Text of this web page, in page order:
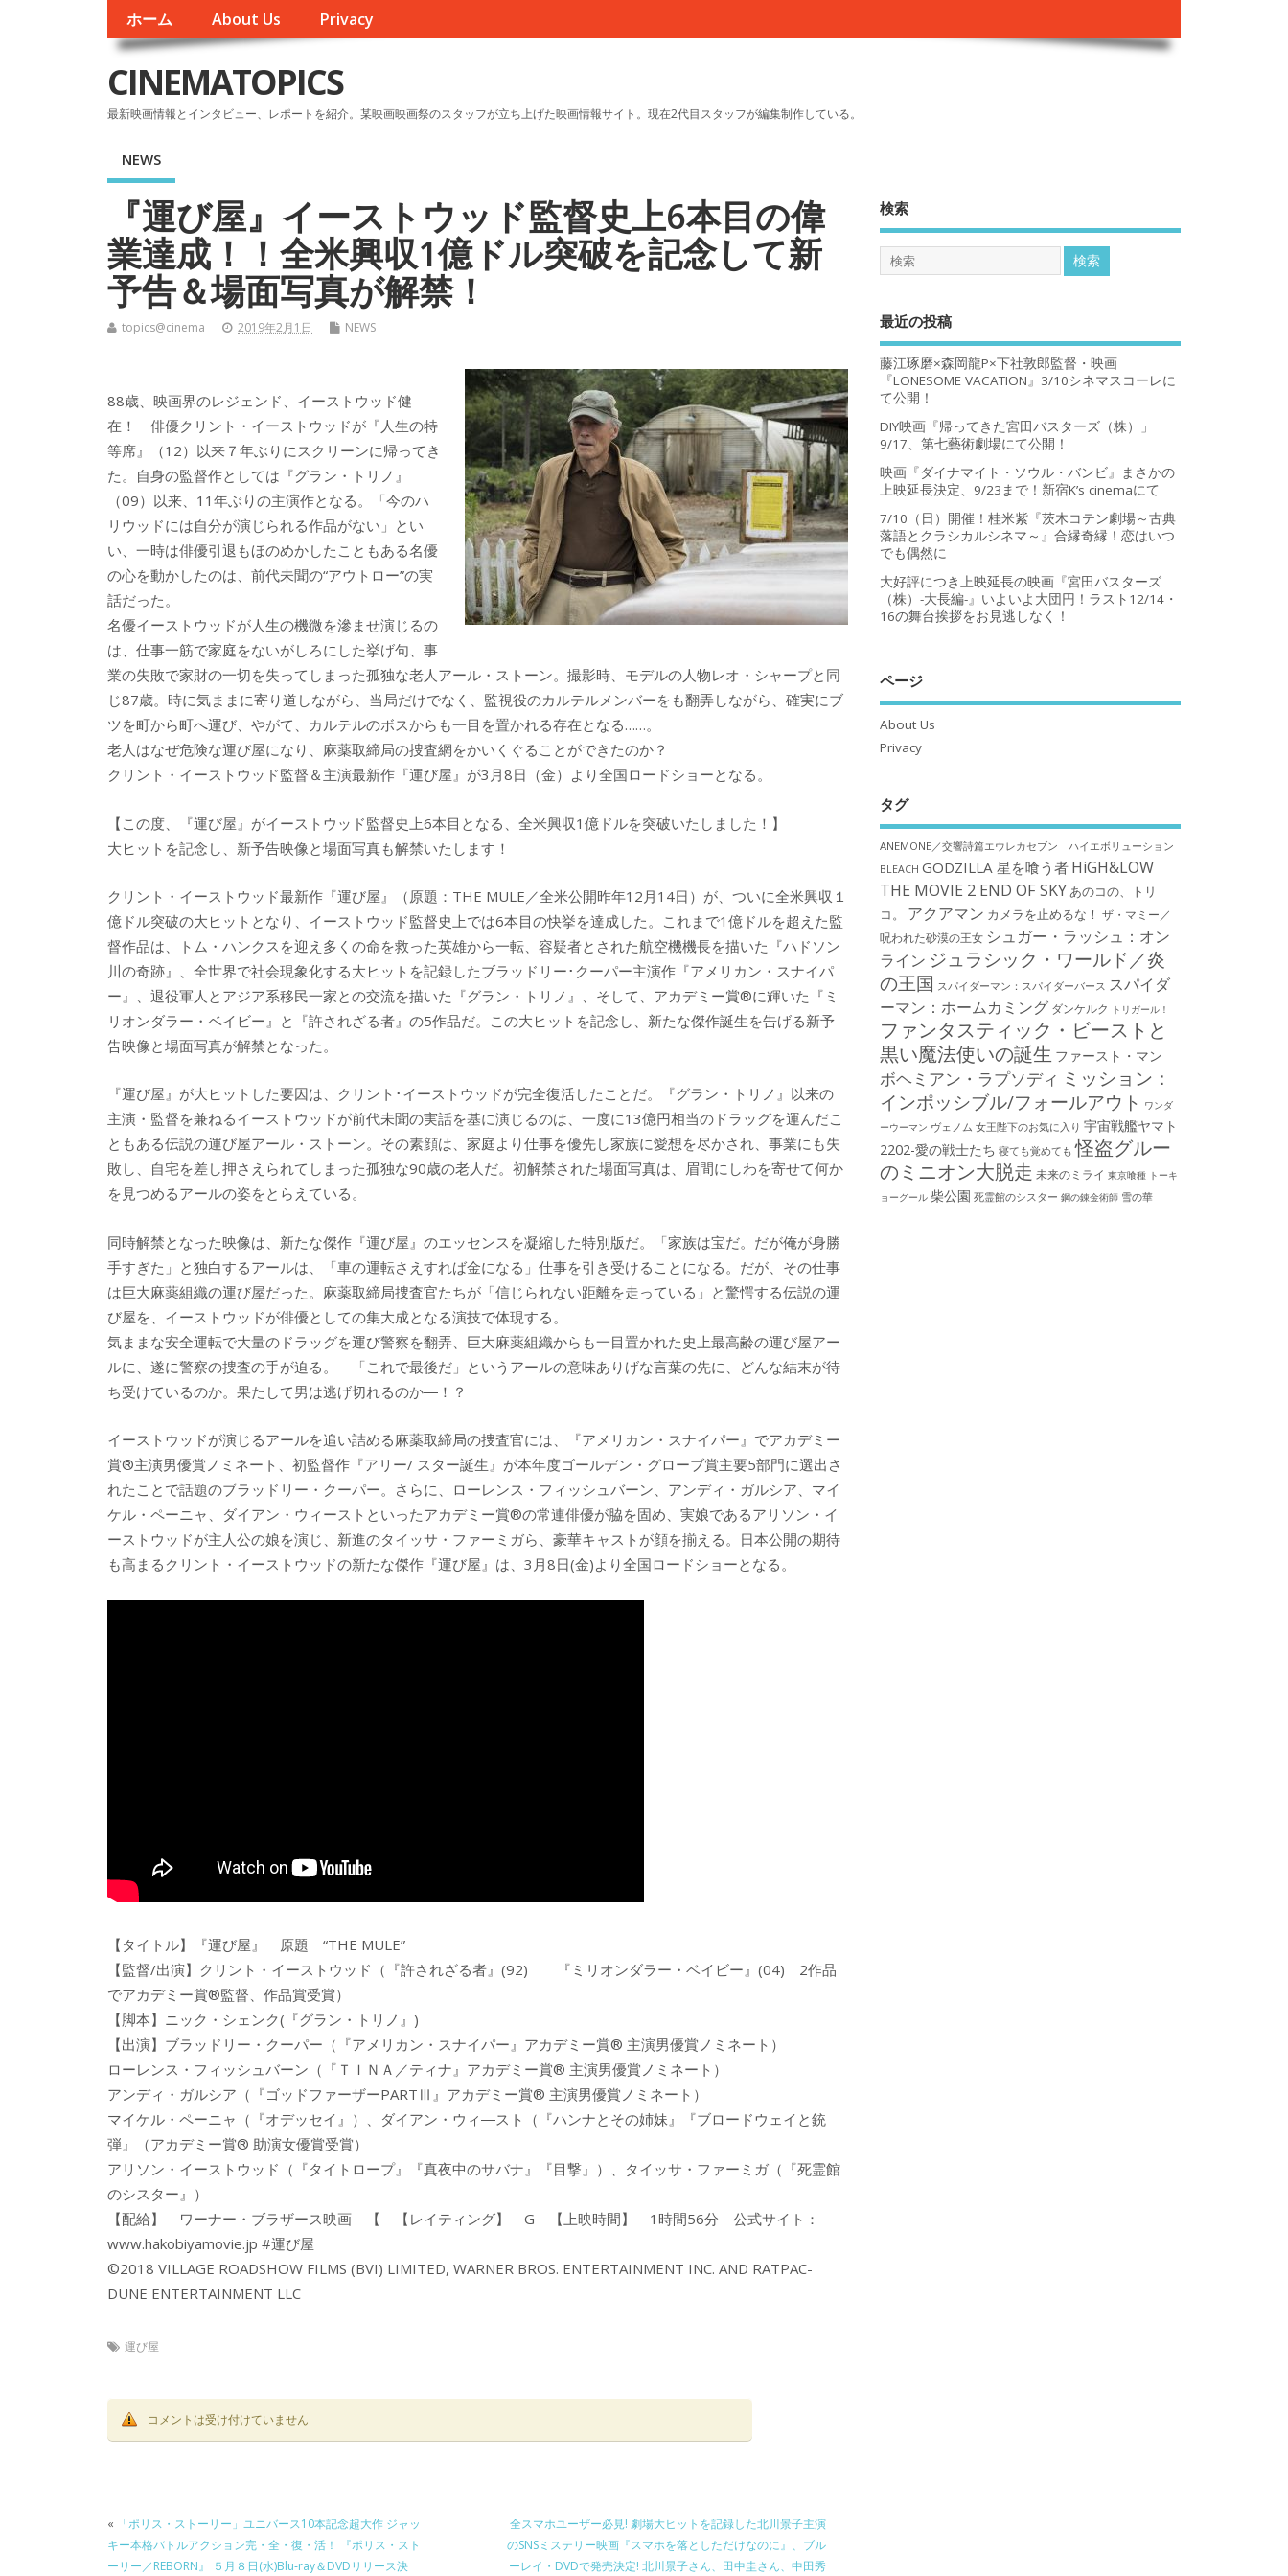
ホーム About Us Privacy
CINEMATOPICS
最新映画情報とインタビュー、レポートを紹介。某映画映画祭のスタッフが立ち上げた映画情報サイト。現在2代目スタッフが編集制作している。
NEWS
『運び屋』イーストウッド監督史上6本目の偉
業達成！！全米興収1億ドル突破を記念して新
予告＆場面写真が解禁！
topics@cinema 2019年2月1日 NEWS
88歳、映画界のレジェンド、イーストウッド健
在！ 俳優クリント・イーストウッドが『人生の特
等席』（12）以来７年ぶりにスクリーンに帰ってき
た。自身の監督作としては『グラン・トリノ』
（09）以来、11年ぶりの主演作となる。「今のハ
リウッドには自分が演じられる作品がない」とい
い、一時は俳優引退もほのめかしたこともある名優
の心を動かしたのは、前代未聞の“アウトロー”の実
話だった。
名優イーストウッドが人生の機微を滲ませ演じるの
は、仕事一筋で家庭をないがしろにした挙げ句、事
業の失敗で家財の一切を失ってしまった孤独な老人アール・ストーン。撮影時、モデルの人物レオ・シャープと同
じ87歳。時に気ままに寄り道しながら、当局だけでなく、監視役のカルテルメンバーをも翻弄しながら、確実にブ
ツを町から町へ運び、やがて、カルテルのボスからも一目を置かれる存在となる……。
老人はなぜ危険な運び屋になり、麻薬取締局の捜査網をかいくぐることができたのか？
クリント・イーストウッド監督＆主演最新作『運び屋』が3月8日（金）より全国ロードショーとなる。
【この度、『運び屋』がイーストウッド監督史上6本目となる、全米興収1億ドルを突破いたしました！】
大ヒットを記念し、新予告映像と場面写真も解禁いたします！
クリント・イーストウッド最新作『運び屋』（原題：THE MULE／全米公開昨年12月14日）が、ついに全米興収１
億ドル突破の大ヒットとなり、イーストウッド監督史上では6本目の快挙を達成した。これまで1億ドルを超えた監
督作品は、トム・ハンクスを迎え多くの命を救った英雄から一転、容疑者とされた航空機機長を描いた『ハドソン
川の奇跡』、全世界で社会現象化する大ヒットを記録したブラッドリー･クーパー主演作『アメリカン・スナイパ
ー』、退役軍人とアジア系移民一家との交流を描いた『グラン・トリノ』、そして、アカデミー賞®に輝いた『ミ
リオンダラー・ベイビー』と『許されざる者』の5作品だ。この大ヒットを記念し、新たな傑作誕生を告げる新予
告映像と場面写真が解禁となった。
『運び屋』が大ヒットした要因は、クリント･イーストウッドが完全復活したことだ。『グラン・トリノ』以来の
主演・監督を兼ねるイーストウッドが前代未聞の実話を基に演じるのは、一度に13億円相当のドラッグを運んだこ
ともある伝説の運び屋アール・ストーン。その素顔は、家庭より仕事を優先し家族に愛想を尽かされ、事業にも失
敗し、自宅を差し押さえられてしまった孤独な90歳の老人だ。初解禁された場面写真は、眉間にしわを寄せて何か
を見つめるアールの姿をとらえている。
同時解禁となった映像は、新たな傑作『運び屋』のエッセンスを凝縮した特別版だ。「家族は宝だ。だが俺が身勝
手すぎた」と独白するアールは、「車の運転さえすれば金になる」仕事を引き受けることになる。だが、その仕事
は巨大麻薬組織の運び屋だった。麻薬取締局捜査官たちが「信じられない距離を走っている」と驚愕する伝説の運
び屋を、イーストウッドが俳優としての集大成となる演技で体現する。
気ままな安全運転で大量のドラッグを運び警察を翻弄、巨大麻薬組織からも一目置かれた史上最高齢の運び屋アー
ルに、遂に警察の捜査の手が迫る。 「これで最後だ」というアールの意味ありげな言葉の先に、どんな結末が待
ち受けているのか。果たして男は逃げ切れるのか―！？
イーストウッドが演じるアールを追い詰める麻薬取締局の捜査官には、『アメリカン・スナイパー』でアカデミー
賞®主演男優賞ノミネート、初監督作『アリー/ スター誕生』が本年度ゴールデン・グローブ賞主要5部門に選出さ
れたことで話題のブラッドリー・クーパー。さらに、ローレンス・フィッシュバーン、アンディ・ガルシア、マイ
ケル・ペーニャ、ダイアン・ウィーストといったアカデミー賞®の常連俳優が脇を固め、実娘であるアリソン・イ
ーストウッドが主人公の娘を演じ、新進のタイッサ・ファーミガら、豪華キャストが顔を揃える。日本公開の期待
も高まるクリント・イーストウッドの新たな傑作『運び屋』は、3月8日(金)より全国ロードショーとなる。
【タイトル】『運び屋』 原題 “THE MULE”
【監督/出演】クリント・イーストウッド（『許されざる者』(92) 『ミリオンダラー・ベイビー』(04) 2作品
でアカデミー賞®監督、作品賞受賞）
【脚本】ニック・シェンク(『グラン・トリノ』)
【出演】ブラッドリー・クーパー（『アメリカン・スナイパー』アカデミー賞® 主演男優賞ノミネート）
ローレンス・フィッシュバーン（『ＴＩＮＡ／ティナ』アカデミー賞® 主演男優賞ノミネート）
アンディ・ガルシア（『ゴッドファーザーPARTⅢ』アカデミー賞® 主演男優賞ノミネート）
マイケル・ペーニャ（『オデッセイ』）、ダイアン・ウィ―スト（『ハンナとその姉妹』『ブロードウェイと銃
弾』（アカデミー賞® 助演女優賞受賞）
アリソン・イーストウッド（『タイトロープ』『真夜中のサバナ』『目撃』）、タイッサ・ファーミガ（『死霊館
のシスター』）
【配給】 ワーナー・ブラザース映画 【 【レイティング】 G 【上映時間】 1時間56分 公式サイト：
www.hakobiyamovie.jp #運び屋
©2018 VILLAGE ROADSHOW FILMS (BVI) LIMITED, WARNER BROS. ENTERTAINMENT INC. AND RATPAC-
DUNE ENTERTAINMENT LLC
運び屋
コメントは受け付けていません
«
「ポリス・ストーリー」ユニバース10本記念超大作 ジャッ
キー本格バトルアクション完・全・復・活！ 『ポリス・スト
ーリー／REBORN』 ５月８日(水)Blu‐ray＆DVDリリース決
全スマホユーザー必見! 劇場大ヒットを記録した北川景子主演
のSNSミステリー映画『スマホを落としただけなのに』、ブル
ーレイ・DVDで発売決定! 北川景子さん、田中圭さん、中田秀
検索
最近の投稿
藤江琢磨×森岡龍P×下社敦郎監督・映画
『LONESOME VACATION』3/10シネマスコーレに
て公開！
DIY映画『帰ってきた宮田バスターズ（株）」
9/17、第七藝術劇場にて公開！
映画『ダイナマイト・ソウル・バンビ』まさかの
上映延長決定、9/23まで！新宿K’s cinemaにて
7/10（日）開催！桂米紫『茨木コテン劇場～古典
落語とクラシカルシネマ～』合縁奇縁！恋はいつ
でも偶然に
大好評につき上映延長の映画『宮田バスターズ
（株）-大長編-』いよいよ大団円！ラスト12/14・
16の舞台挨拶をお見逃しなく！
ページ
About Us
Privacy
タグ
ANEMONE／交響詩篇エウレカセブン ハイエボリューション
BLEACH GODZILLA 星を喰う者 HiGH&LOW
THE MOVIE 2 END OF SKY あのコの、トリ
コ。
アクアマン カメラを止めるな！ ザ・マミー／
呪われた砂漠の王女 シュガー・ラッシュ：オン
ライン ジュラシック・ワールド／炎
の王国 スパイダーマン：スパイダーバース スパイダ
ーマン：ホームカミング ダンケルク トリガール！
ファンタスティック・ビーストと
黒い魔法使いの誕生 ファースト・マン
ボヘミアン・ラプソディ ミッション：
インポッシブル/フォールアウト ワンダ
ーウーマン ヴェノム 女王陛下のお気に入り 宇宙戦艦ヤマト
2202-愛の戦士たち 寝ても覚めても 怪盗グルー
のミニオン大脱走 未来のミライ 東京喰種 トーキ
ョーグール 柴公園 死霊館のシスター 鋼の錬金術師 雪の華